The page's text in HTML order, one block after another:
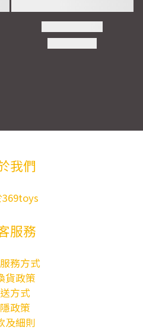
我們
369toys
服務
務方式
貨政策
方式
政策
及細則